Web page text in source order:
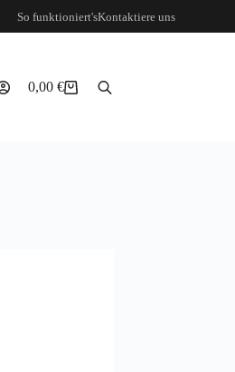
So funktioniert'sKontaktiere uns
Warenkorb
0,00 €